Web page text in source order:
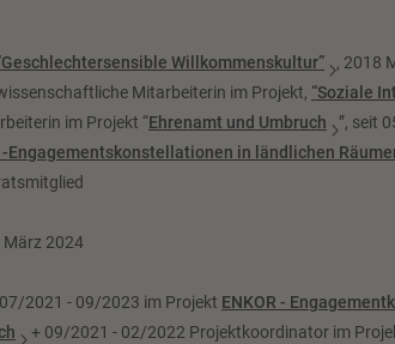
Willkommenskultur” , 2018
Mitarbeiterin im Projekt, “Soziale
im Projekt “Ehrenamt und Umbruch
”, seit
-Engagementskonstellationen in ländlichen
März 2024
2021 - 09/2023 im Projekt ENKOR -
+ 09/2021 - 02/2022 Projektkoordinator im